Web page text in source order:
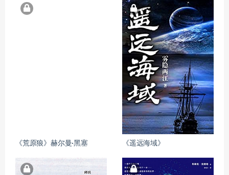
《荒原狼》赫尔曼·黑塞 《遥远海域》